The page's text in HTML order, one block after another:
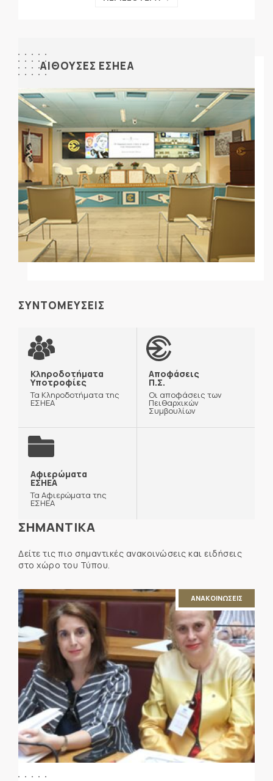
ΑΙΘΟΥΣΕΣ ΕΣΗΕΑ
ΣΥΝΤΟΜΕΥΣΕΙΣ
Κληροδοτήματα
Υποτροφίες
Τα Κληροδοτήματα της
ΕΣΗΕΑ
Αποφάσεις
Π.Σ.
Οι αποφάσεις των
Πειθαρχικών
Συμβουλίων
Αφιερώματα
ΕΣΗΕΑ
Τα Αφιερώματα της
ΕΣΗΕΑ
ΣΗΜΑΝΤΙΚΑ
Δείτε τις πιο σημαντικές ανακοινώσεις και ειδήσεις
στο χώρο του Τύπου.
ΑΝΑΚΟΙΝΩΣΕΙΣ